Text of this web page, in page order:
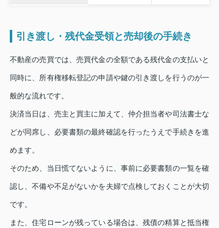
引き渡し・残代金受領と売却後の手続き
不動産の売買では、売買代金の全額である残代金の支払いと
同時に、所有権移転登記の申請や鍵の引き渡しを行うのが一
般的な流れです。
決済当日は、売主と買主に加えて、仲介担当者や司法書士な
どが同席し、必要書類の最終確認を行ったうえで手続きを進
めます。
そのため、当日慌てないように、事前に必要書類の一覧を確
認し、不備や不足がないかを夫婦で点検しておくことが大切
です。
また、住宅ローンが残っている場合は、残債の精算と抵当権